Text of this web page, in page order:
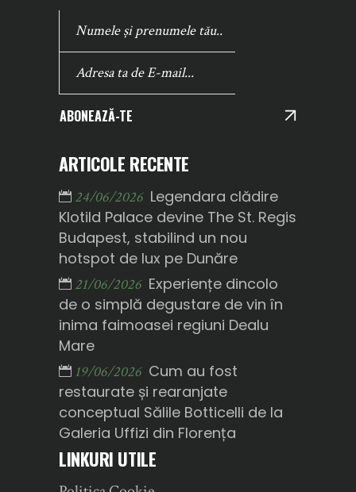
ABONEAZĂ-TE
ARTICOLE RECENTE
24/06/2026 Legendara clădire
Klotild Palace devine The St. Regis
Budapest, stabilind un nou
hotspot de lux pe Dunăre
21/06/2026 Experiențe dincolo
de o simplă degustare de vin în
inima faimoasei regiuni Dealu
Mare
19/06/2026 Cum au fost
restaurate și rearanjate
conceptual Sălile Botticelli de la
Galeria Uffizi din Florența
LINKURI UTILE